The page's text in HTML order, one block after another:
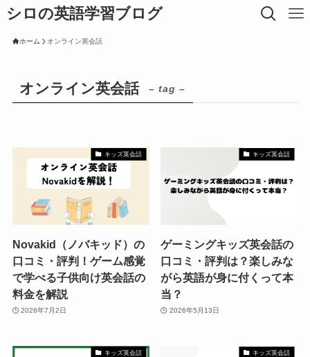
シロの英語学習ブログ
ホーム オンライン英会話
オンライン英会話 – tag –
キッズ英会話
Novakid（ノバキッド）の
口コミ・評判！ゲーム感覚
で学べる子供向け英会話の
料金を解説
2026年7月2日
キッズ英会話
ゲーミングキッズ英会話の
口コミ・評判は？楽しみな
がら英語が身に付くって本
当？
2026年5月13日
キッズ英会話 キッズ英会話